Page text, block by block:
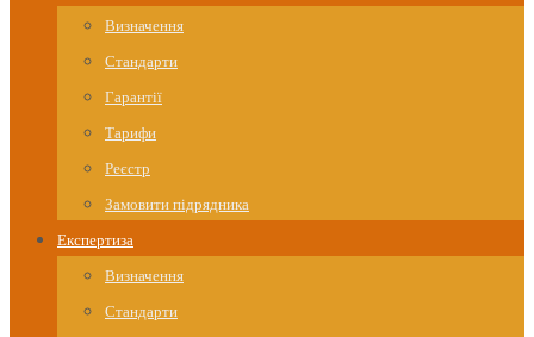
Визначення
Стандарти
Гарантії
Тарифи
Реєстр
Замовити підрядника
Експертиза
Визначення
Стандарти